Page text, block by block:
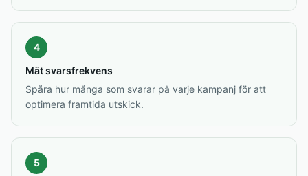
4
Mät svarsfrekvens
Spåra hur många som svarar på varje kampanj för att
optimera framtida utskick.
5